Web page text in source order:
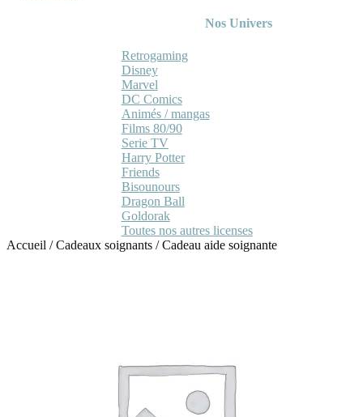
Nos Univers
Retrogaming
Disney
Marvel
DC Comics
Animés / mangas
Films 80/90
Serie TV
Harry Potter
Friends
Bisounours
Dragon Ball
Goldorak
Toutes nos autres licenses
Accueil /Cadeaux soignants /Cadeau aide soignante